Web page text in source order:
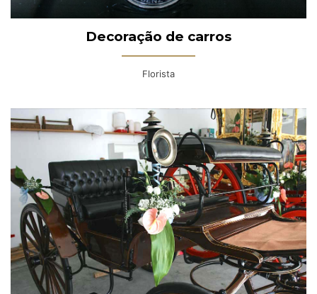
Decoração de carros
Florista